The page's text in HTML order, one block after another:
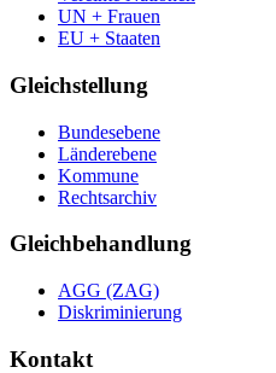
UN + Frauen
EU + Staaten
Gleichstellung
Bundesebene
Länderebene
Kommune
Rechtsarchiv
Gleichbehandlung
AGG (ZAG)
Diskriminierung
Kontakt